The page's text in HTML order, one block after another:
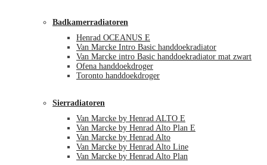
Badkamerradiatoren
Henrad OCEANUS E
Van Marcke Intro Basic handdoekradiator
Van Marcke intro Basic handdoekradiator mat zwart
Ofena handdoekdroger
Toronto handdoekdroger
Sierradiatoren
Van Marcke by Henrad ALTO E
Van Marcke by Henrad Alto Plan E
Van Marcke by Henrad Alto
Van Marcke by Henrad Alto Line
Van Marcke by Henrad Alto Plan